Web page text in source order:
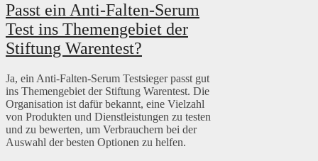
Passt ein Anti-Falten-Serum
Test ins Themengebiet der
Stiftung Warentest?
Ja, ein Anti-Falten-Serum Testsieger passt gut
ins Themengebiet der Stiftung Warentest. Die
Organisation ist dafür bekannt, eine Vielzahl
von Produkten und Dienstleistungen zu testen
und zu bewerten, um Verbrauchern bei der
Auswahl der besten Optionen zu helfen.